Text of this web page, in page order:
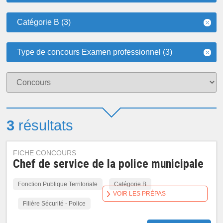
Catégorie B (3)
Type de concours Examen professionnel (3)
3 résultats
FICHE CONCOURS
Chef de service de la police municipale
Fonction Publique Territoriale Catégorie B
Filière Sécurité - Police
VOIR LES PRÉPAS